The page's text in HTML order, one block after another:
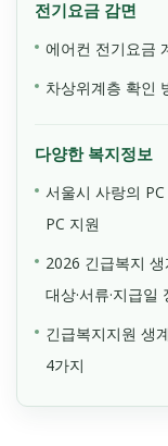
전기요금 감면
에어컨 전기요금
차상위계층 확인
다양한 복지정보
서울시 사랑의
PC 지원
2026 긴급복지
대상·서류·지급일
긴급복지지원 생
4가지